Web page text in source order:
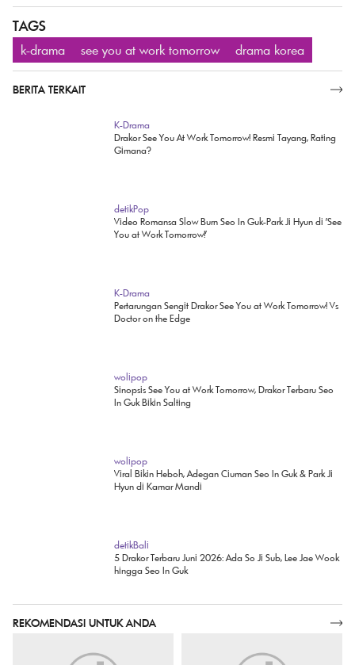
TAGS
k-drama see you at work tomorrow drama korea
BERITA TERKAIT
K-Drama
Drakor See You At Work Tomorrow! Resmi Tayang, Rating
Gimana?
Video Romansa Slow Burn Seo In Guk-Park Ji Hyun di 'See
You at Work Tomorrow!'
Doctor on the Edge
In Guk Bikin Salting
Hyun di Kamar Mandi
5 Drakor Terbaru Juni 2026: Ada So Ji Sub, Lee Jae Wook
hingga Seo In Guk
REKOMENDASI UNTUK ANDA